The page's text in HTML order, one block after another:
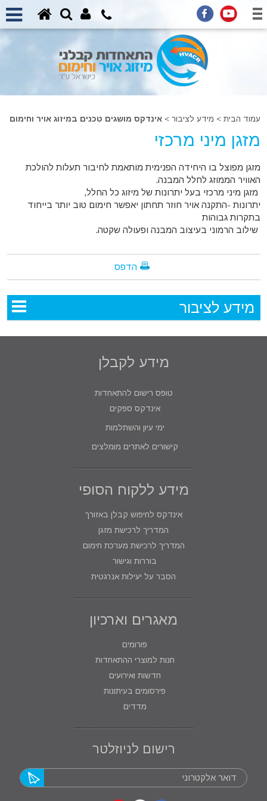
עמוד הבית > מידע לציבור >אינדקס מושגים טכנים במיזוג אויר וחימום
מזגן מיני מרכזי
מזגן מפוצל בו היחידה הפנימית מותאמת לחיבור תעלות להולכת
האוויר הממוזג לחלל המבנה.
מזגן מיני מרכזי בעל יתרונות של מיזוג כל החלל,
יתרונות -התקנה אויר חוזר תחתון יאפשר חימום טוב יותר בייחוד
בתקרות גבוהות
שילוב הרמוני בעיצוב המבנה ופעולה שקטה.
הדפס
מידע לציבור
מידע לקבלן
טופס רישום להתאחדות
אינדקס ספקים
ימי עיון והשתלמות
קישורים לאתרים מומלצים
מידע ללקוח הסופי
אינדקס לחיפוש קבלן באזורך
המדריך לרכישת מזגן
המדריך לרכישת מערכת חימום
בוררות וגישור
הסבר על יעילות אנרגטית
מאגרים וארכיון
פורומים
חנות למוצרי ההתאחדות
חדשות ואירועים
פירסומים בעיתונות
מדדים
רישום לניוזלטר